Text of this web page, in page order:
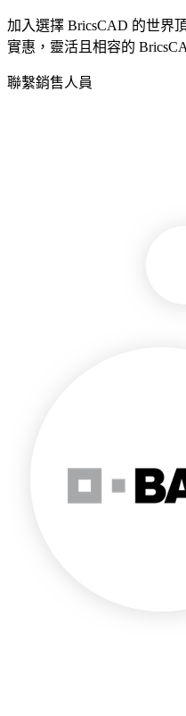
加入選擇 BricsCAD 的世界
實惠，靈活且相容的
聯繫銷售人員